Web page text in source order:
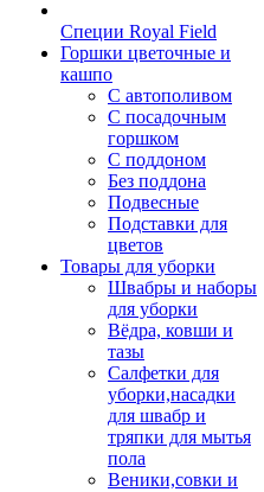
Специи Royal Field
Горшки цветочные и
кашпо
С автополивом
С посадочным
горшком
С поддоном
Без поддона
Подвесные
Подставки для
цветов
Товары для уборки
Швабры и наборы
для уборки
Вёдра, ковши и
тазы
Салфетки для
уборки,насадки
для швабр и
тряпки для мытья
пола
Веники,совки и